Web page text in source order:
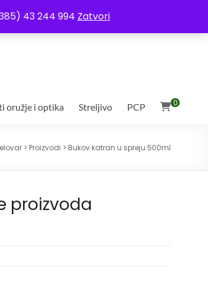
43 244 994 Zatvori
Uvjeti poslovanja
0
oružje i optika Streljivo PCP
> Proizvodi > Bukov katran u spreju 500ml
proizvoda